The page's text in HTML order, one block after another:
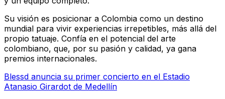
Su visión es posicionar a Colombia como un destino
mundial para vivir experiencias irrepetibles, más allá del
propio tatuaje. Confía en el potencial del arte
colombiano, que, por su pasión y calidad, ya gana
premios internacionales.
Blessd anuncia su primer concierto en el Estadio
Atanasio Girardot de Medellín